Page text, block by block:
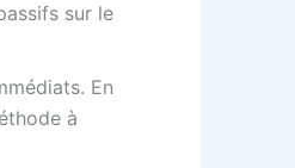
sur le
En
à